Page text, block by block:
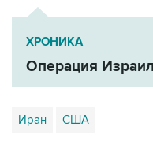
ХРОНИКА
Операция
Иран США